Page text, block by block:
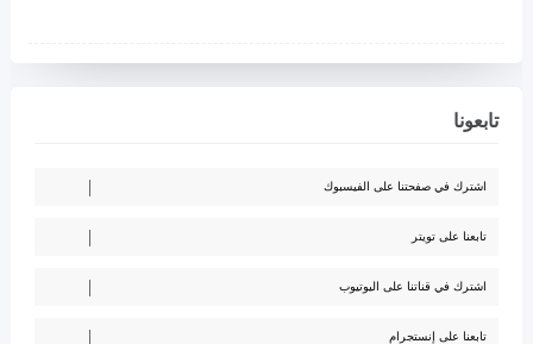
تابعونا
اشترك في صفحتنا على الفيسبوك
تابعنا على تويتر
اشترك في قناتنا على اليوتيوب
تابعنا على إنستجرام